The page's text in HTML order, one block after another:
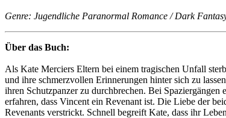
Genre: Jugendliche Paranormal Romance / Dark
Über das Buch:
Als Kate Merciers Eltern bei einem tragischen Unfall
und ihre schmerzvollen Erinnerungen hinter sich zu
ihren Schutzpanzer zu durchbrechen. Bei
erfahren, dass Vincent ein Revenant ist. Die Liebe der
Revenants verstrickt. Schnell begreift Kate, dass ihr